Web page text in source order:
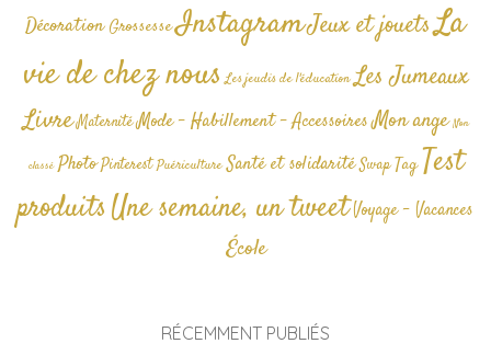
Décoration GrossesseInstagramJeux et jouetsLa
vie de chez nous Les jeudis de l'éducation Les Jumeaux
Livre Maternité Mode - Habillement - AccessoiresMon ange Non
classé Photo Pinterest Puériculture Santé et solidarité Swap TagTest
produitsUne semaine, un tweetVoyage - Vacances
École
RÉCEMMENT PUBLIÉS